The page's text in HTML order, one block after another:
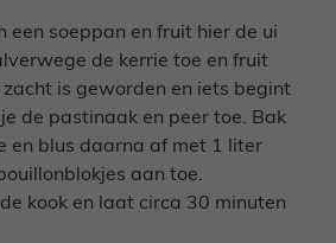
een soeppan en fruit hier de ui
de kerrie toe en fruit
zacht is geworden en iets begint
de pastinaak en peer toe. Bak
en blus daarna af met 1 liter
aan toe.
kook en laat circa 30 minuten